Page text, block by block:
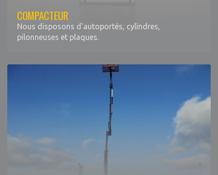
COMPACTEUR
Nous disposons d'autoportés, cylindres,
pilonneuses et plaques.